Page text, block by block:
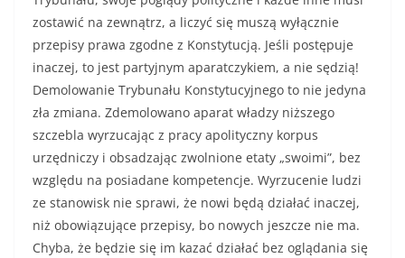
zostawić na zewnątrz, a liczyć się muszą wyłącznie
przepisy prawa zgodne z Konstytucją. Jeśli postępuje
inaczej, to jest partyjnym aparatczykiem, a nie sędzią!
Demolowanie Trybunału Konstytucyjnego to nie jedyna
zła zmiana. Zdemolowano aparat władzy niższego
szczebla wyrzucając z pracy apolityczny korpus
urzędniczy i obsadzając zwolnione etaty „swoimi”, bez
względu na posiadane kompetencje. Wyrzucenie ludzi
ze stanowisk nie sprawi, że nowi będą działać inaczej,
niż obowiązujące przepisy, bo nowych jeszcze nie ma.
Chyba, że będzie się im kazać działać bez oglądania się